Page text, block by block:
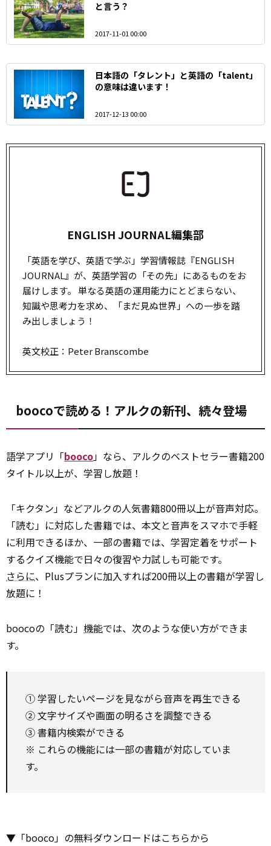
と言う？
2017-11-01 00:00
日本語の「タレント」と英語の「talent」
の意味は違います！
2017-12-13 00:00
ENGLISH JOURNAL編集部
「英語を学び、英語で学ぶ」学習情報誌『ENGLISH
JOURNAL』が、英語学習の「その先」にあるものをお
届けします。 単なる英語の運用能力にとどまらない、
知識や思考力を求め、「まだ見ぬ世界」への一歩を踏
み出しましょう！
英文校正：Peter Branscombe
boocoで読める！アルクの新刊、続々登場
語学アプリ「booco」なら、アルクのベストセラー書籍200
タイトル以上が、学習し放題！
「キクタン」などアルクの人気書籍800冊以上が音声対応。
「読む」に対応した書籍では、本文と音声をスマホで手軽
に利用できるほか、一部の書籍では、学習定着をサポート
するクイズ機能で日々の復習や力試しも可能です。
さらに、Plusプランに加入すれば200冊以上の書籍が学習し
放題に！
boocoの「読む」 機能では、次のような使い方ができま
す。
① 学習したいページを見ながら音声を再生できる
② 文字サイズや画面の明るさを調整できる
③ 書籍内検索ができる
※ これらの機能には一部の書籍が対応していま
す。
▼「booco」の無料ダウンロードはこちらから